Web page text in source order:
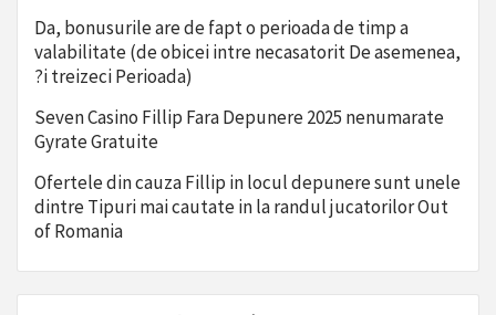
Da, bonusurile are de fapt o perioada de timp a
valabilitate (de obicei intre necasatorit De asemenea,
?i treizeci Perioada)
Seven Casino Fillip Fara Depunere 2025 nenumarate
Gyrate Gratuite
Ofertele din cauza Fillip in locul depunere sunt unele
dintre Tipuri mai cautate in la randul jucatorilor Out
of Romania